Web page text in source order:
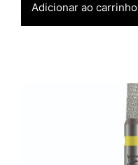
Adicionar ao carrinho